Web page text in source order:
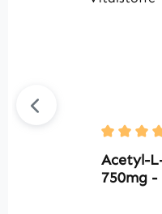
Acetyl-
750mg -